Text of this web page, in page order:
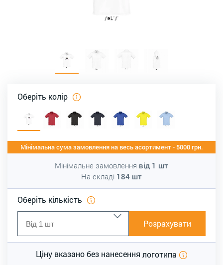
Оберіть колір
Мінімальна сума замовлення на весь асортимент - 5000 грн.
Мінімальне замовлення від 1 шт
На складі 184 шт
Оберіть кількість
Розрахувати
Ціну вказано без нанесення логотипа